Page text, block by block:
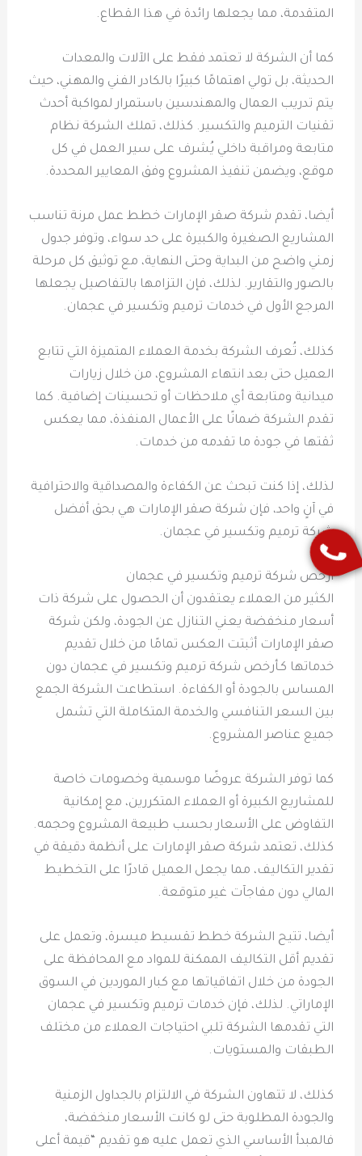
المتقدمة، مما يجعلها رائدة في هذا القطاع.
كما أن الشركة لا تعتمد فقط على الآلات والمعدات
الحديثة، بل تولي اهتمامًا كبيرًا بالكادر الفني والمهني، حيث
يتم تدريب العمال والمهندسين باستمرار لمواكبة أحدث
تقنيات الترميم والتكسير. كذلك، تملك الشركة نظام
متابعة ومراقبة داخلي يُشرف على سير العمل في كل
موقع، ويضمن تنفيذ المشروع وفق المعايير المحددة.
أيضا، تقدم شركة صقر الإمارات خطط عمل مرنة تناسب
المشاريع الصغيرة والكبيرة على حد سواء، وتوفر جدول
زمني واضح من البداية وحتى النهاية، مع توثيق كل مرحلة
بالصور والتقارير. لذلك، فإن التزامها بالتفاصيل يجعلها
المرجع الأول في خدمات ترميم وتكسير في عجمان.
كذلك، تُعرف الشركة بخدمة العملاء المتميزة التي تتابع
العميل حتى بعد انتهاء المشروع، من خلال زيارات
ميدانية ومتابعة أي ملاحظات أو تحسينات إضافية. كما
تقدم الشركة ضمانًا على الأعمال المنفذة، مما يعكس
ثقتها في جودة ما تقدمه من خدمات.
لذلك، إذا كنت تبحث عن الكفاءة والمصداقية والاحترافية
في آنٍ واحد، فإن شركة صقر الإمارات هي بحق أفضل
شركة ترميم وتكسير في عجمان.
ارخص شركة ترميم وتكسير في عجمان
الكثير من العملاء يعتقدون أن الحصول على شركة ذات
أسعار منخفضة يعني التنازل عن الجودة، ولكن شركة
صقر الإمارات أثبتت العكس تمامًا من خلال تقديم
خدماتها كـأرخص شركة ترميم وتكسير في عجمان دون
المساس بالجودة أو الكفاءة. استطاعت الشركة الجمع
بين السعر التنافسي والخدمة المتكاملة التي تشمل
جميع عناصر المشروع.
كما توفر الشركة عروضًا موسمية وخصومات خاصة
للمشاريع الكبيرة أو العملاء المتكررين، مع إمكانية
التفاوض على الأسعار بحسب طبيعة المشروع وحجمه.
كذلك، تعتمد شركة صقر الإمارات على أنظمة دقيقة في
تقدير التكاليف، مما يجعل العميل قادرًا على التخطيط
المالي دون مفاجآت غير متوقعة.
أيضا، تتيح الشركة خطط تقسيط ميسرة، وتعمل على
تقديم أقل التكاليف الممكنة للمواد مع المحافظة على
الجودة من خلال اتفاقياتها مع كبار الموردين في السوق
الإماراتي. لذلك، فإن خدمات ترميم وتكسير في عجمان
التي تقدمها الشركة تلبي احتياجات العملاء من مختلف
الطبقات والمستويات.
كذلك، لا تتهاون الشركة في الالتزام بالجداول الزمنية
والجودة المطلوبة حتى لو كانت الأسعار منخفضة،
فالمبدأ الأساسي الذي تعمل عليه هو تقديم “قيمة أعلى